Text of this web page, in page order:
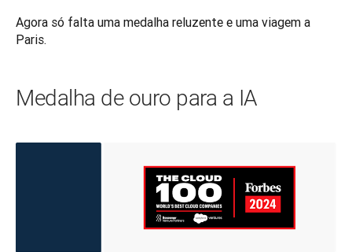
Agora só falta uma medalha reluzente e uma viagem a
Paris.
Medalha de ouro para a IA